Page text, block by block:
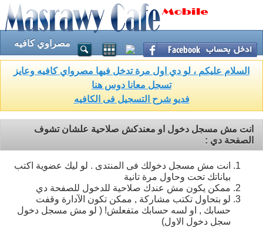
مصراوي كافيه
السلام عليكم ، لو دي اول مرة تدخل فيها مصرواي كافيه وعايز
تسجل معانا دوس هنا
فديو شرح التسجيل فى الكافيه
انت مش مسجل دخول او معندكش صلاحية علشان تشوف
الصفحة دي :
انت مش مسجل دخولك فى المنتدى . لو ليك عضوية اكتب
بياناتك تحت وحاول مرة تانية
ممكن يكون مش عندك صلاحية للدخول للصفحة دي
لو بتحاول تكتب مشاركة , ممكن تكون الآدارة وقفت
حسابك , او لسه حسابك متفعلش! ( لو مش مسجل دخول
سجل دخول الاول)